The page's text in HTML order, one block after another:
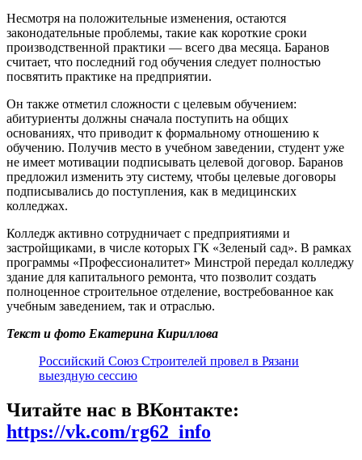
Несмотря на положительные изменения, остаются
законодательные проблемы, такие как короткие сроки
производственной практики — всего два месяца. Баранов
считает, что последний год обучения следует полностью
посвятить практике на предприятии.
Он также отметил сложности с целевым обучением:
абитуриенты должны сначала поступить на общих
основаниях, что приводит к формальному отношению к
обучению. Получив место в учебном заведении, студент уже
не имеет мотивации подписывать целевой договор. Баранов
предложил изменить эту систему, чтобы целевые договоры
подписывались до поступления, как в медицинских
колледжах.
Колледж активно сотрудничает с предприятиями и
застройщиками, в числе которых ГК «Зеленый сад». В рамках
программы «Профессионалитет» Минстрой передал колледжу
здание для капитального ремонта, что позволит создать
полноценное строительное отделение, востребованное как
учебным заведением, так и отраслью.
Текст и фото Екатерина Кириллова
Российский Союз Строителей провел в Рязани
выездную сессию
Читайте нас в ВКонтакте:
https://vk.com/rg62_info